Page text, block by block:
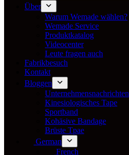
Über
Warum Wemade wählen?
Wemade Service
Produktkatalog
Videocenter
Leute fragen auch
Fabrikbesuch
Kontakt
Bloggen
Unternehmensnachrichten
Kinesiologisches Tape
Sportband
Kohäsive Bandage
Brüste Tpae
German
French